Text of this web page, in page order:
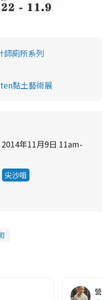
師廁所系列
黏土藝術展
年11月9日 11am-
尖沙咀
營養